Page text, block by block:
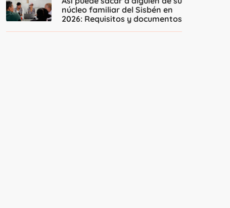
núcleo familiar del Sisbén en
2026: Requisitos y documentos